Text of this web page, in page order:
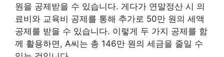
원을 공제받을 수 있습니다. 게다가 연말정산 시 의
료비와 교육비 공제를 통해 추가로 50만 원의 세액
공제를 받을 수 있습니다. 이렇게 두 가지 공제를 함
께 활용하면, A씨는 총 146만 원의 세금을 줄일 수